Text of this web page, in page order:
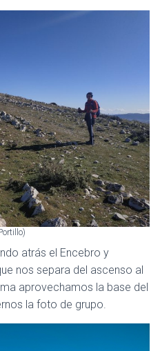
atrás el Encebro y
nos separa del ascenso al
aprovechamos la base del
la foto de grupo.